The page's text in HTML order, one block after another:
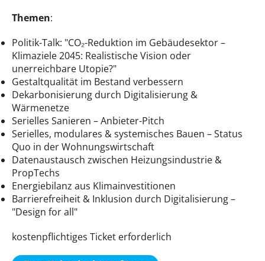
Themen:
Politik-Talk: "CO₂-Reduktion im Gebäudesektor –
Klimaziele 2045: Realistische Vision oder
unerreichbare Utopie?"
Gestaltqualität im Bestand verbessern
Dekarbonisierung durch Digitalisierung &
Wärmenetze
Serielles Sanieren – Anbieter-Pitch
Serielles, modulares & systemisches Bauen – Status
Quo in der Wohnungswirtschaft
Datenaustausch zwischen Heizungsindustrie &
PropTechs
Energiebilanz aus Klimainvestitionen
Barrierefreiheit & Inklusion durch Digitalisierung –
"Design for all"
kostenpflichtiges Ticket erforderlich